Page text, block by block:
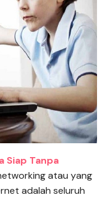
Siap Tanpa
atau yang
adalah seluruh